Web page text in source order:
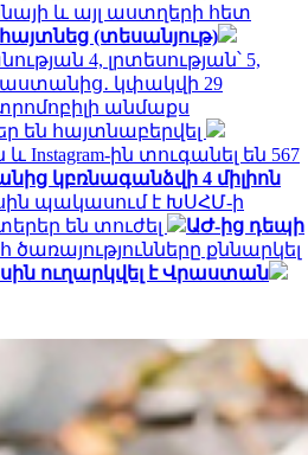
և այլ աստղերի հետ
(տեսանյութ)
4, լրտեսության՝ 5,
կփակվի 29
անմաքս
են հայտնաբերվել
և Instagram-ին տուգանել են 567
կբռնագանձվի 4 միլիոն
պակասում է ԽՍՀՄ-ի
են տուժել
ԱԺ-ից դեպի
քննարկել
ուղարկվել է Վրաստան